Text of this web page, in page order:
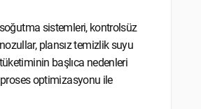
soğutma sistemleri, kontrolsüz
plansız temizlik suyu
başlıca nedenleri
proses optimizasyonu ile